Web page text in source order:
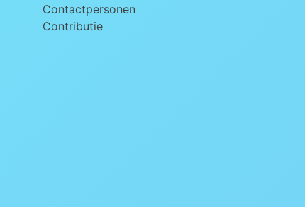
Contactpersonen
Contributie